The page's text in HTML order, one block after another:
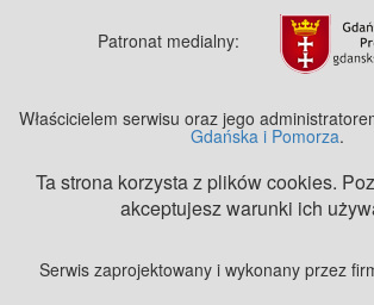
Patronat medialny:
Właścicielem serwisu oraz jego
Gdańska i Pomorza.
Ta strona korzysta z plików cookies.
akceptujesz warunki ich
Serwis zaprojektowany i wykonany przez